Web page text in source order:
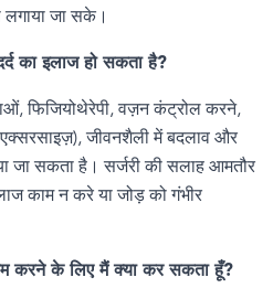
लगाया जा सके।
का इलाज हो सकता है?
,फिजियोथेरेपी,वज़न कंट्रोल करने,
एक्सरसाइज़),जीवनशैली में बदलाव और
जा सकता है। सर्जरी की सलाह आमतौर
काम न करे या जोड़ को गंभीर
करने के लिए मैं क्या कर सकता हूँ?